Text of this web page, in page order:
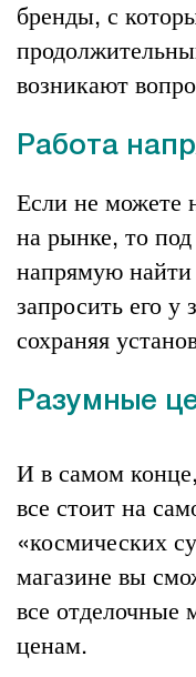
бренды, с
возникают
Работа
Если не можете
на рынке, то
напрямую
запросить его у
сохраняя
Разумные
И в самом
все стоит на
«космических
магазине вы
все отделочные
ценам.